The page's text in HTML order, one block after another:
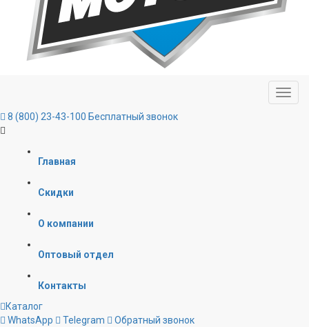
8 (800) 23-43-100 Бесплатный звонок
Главная
Скидки
О компании
Оптовый отдел
Контакты
Каталог
WhatsApp
Telegram
Обратный звонок